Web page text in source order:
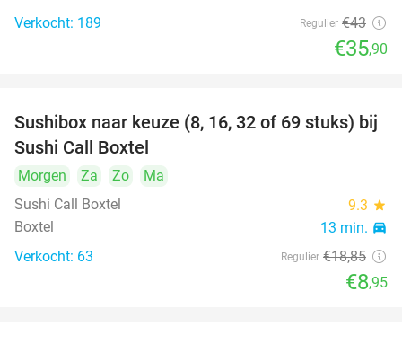
Verkocht: 189 Regulier €43
€35,90
53%
Sushibox naar keuze (8, 16, 32 of 69 stuks) bij
Sushi Call Boxtel
Morgen Za Zo
Ma
Sushi Call Boxtel
9.3 star
Boxtel 13 min. directions_car
Verkocht: 63 Regulier €18,85
€8,95